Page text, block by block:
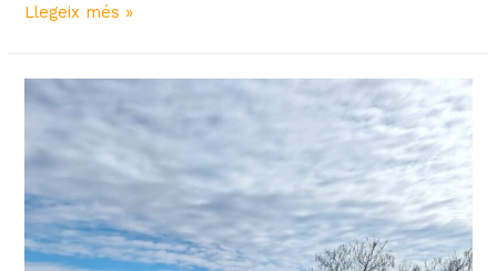
El
C.N.Sant
Andreu
suma
2
títols
Llegeix més »